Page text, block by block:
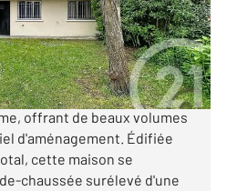
€
139 m² habitables située
offrant de beaux volumes
d'aménagement. Édifiée
cette maison se
chaussée surélevé d'une